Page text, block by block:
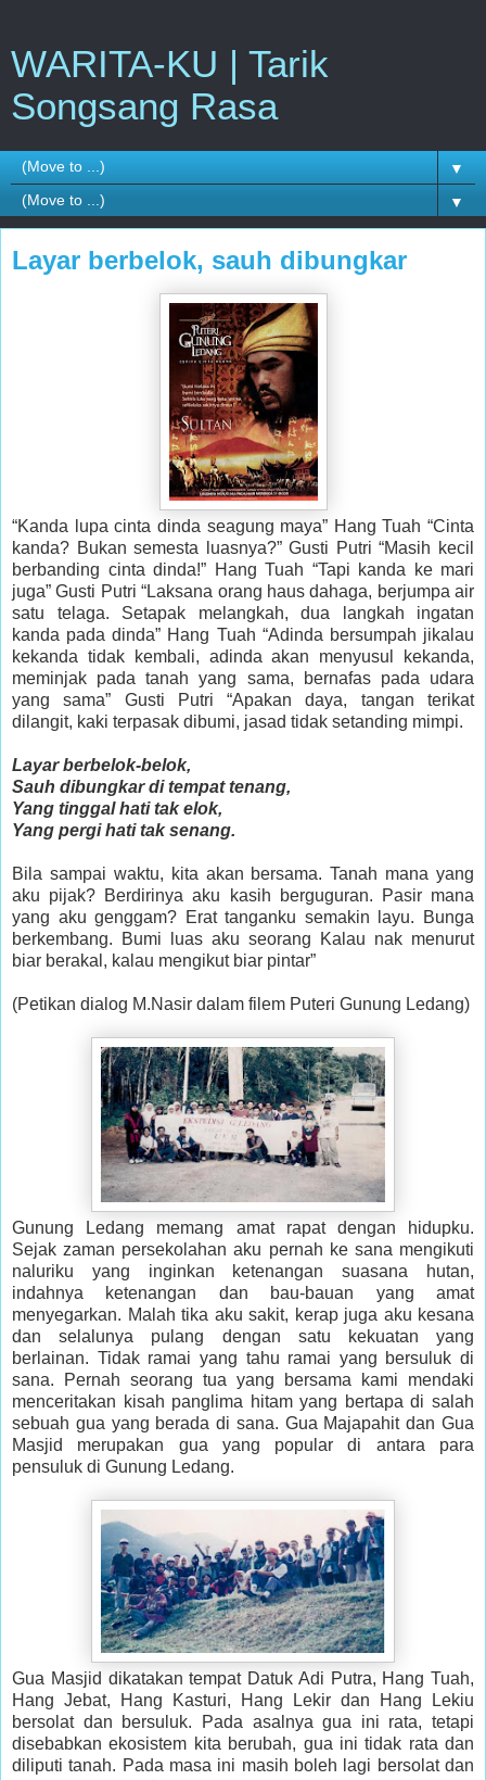
WARITA-KU | Tarik
Songsang Rasa
▼
▼
Layar berbelok, sauh dibungkar
“Kanda lupa cinta dinda seagung maya” Hang Tuah “Cinta
kanda? Bukan semesta luasnya?” Gusti Putri “Masih kecil
berbanding cinta dinda!” Hang Tuah “Tapi kanda ke mari
juga” Gusti Putri “Laksana orang haus dahaga, berjumpa air
satu telaga. Setapak melangkah, dua langkah ingatan
kanda pada dinda” Hang Tuah “Adinda bersumpah jikalau
kekanda tidak kembali, adinda akan menyusul kekanda,
meminjak pada tanah yang sama, bernafas pada udara
yang sama” Gusti Putri “Apakan daya, tangan terikat
dilangit, kaki terpasak dibumi, jasad tidak setanding mimpi.
Layar berbelok-belok,
Sauh dibungkar di tempat tenang,
Yang tinggal hati tak elok,
Yang pergi hati tak senang.
Bila sampai waktu, kita akan bersama. Tanah mana yang
aku pijak? Berdirinya aku kasih berguguran. Pasir mana
yang aku genggam? Erat tanganku semakin layu. Bunga
berkembang. Bumi luas aku seorang Kalau nak menurut
biar berakal, kalau mengikut biar pintar”
(Petikan dialog M.Nasir dalam filem Puteri Gunung Ledang)
Gunung Ledang memang amat rapat dengan hidupku.
Sejak zaman persekolahan aku pernah ke sana mengikuti
naluriku yang inginkan ketenangan suasana hutan,
indahnya ketenangan dan bau-bauan yang amat
menyegarkan. Malah tika aku sakit, kerap juga aku kesana
dan selalunya pulang dengan satu kekuatan yang
berlainan. Tidak ramai yang tahu ramai yang bersuluk di
sana. Pernah seorang tua yang bersama kami mendaki
menceritakan kisah panglima hitam yang bertapa di salah
sebuah gua yang berada di sana. Gua Majapahit dan Gua
Masjid merupakan gua yang popular di antara para
pensuluk di Gunung Ledang.
Gua Masjid dikatakan tempat Datuk Adi Putra, Hang Tuah,
Hang Jebat, Hang Kasturi, Hang Lekir dan Hang Lekiu
bersolat dan bersuluk. Pada asalnya gua ini rata, tetapi
disebabkan ekosistem kita berubah, gua ini tidak rata dan
diliputi tanah. Pada masa ini masih boleh lagi bersolat dan